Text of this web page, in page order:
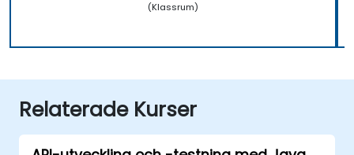
(Klassrum)
Relaterade Kurser